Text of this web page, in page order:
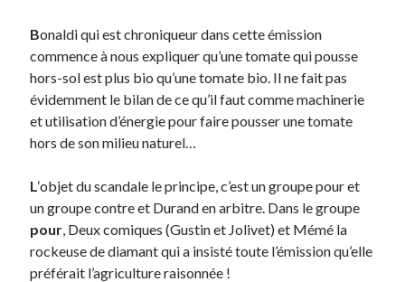
Quel Lyonnais es-tu, Renaud Ducher ?
A quand une véritable place pour le vélo à Caluire dans la Métropole de
Lyon ?
Comment je vis ma vie sur un vélo
Entretien ménager dans T’as vu quoi ? #52
dansC’était pas mieux avant… à Lyon
littlecelt
dans Comment j’ai opéré ma vélorution toute personnelle
Anthony
dans
Comment j’ai opéré ma vélorution toute personnelle
Bonaldi qui est chroniqueur dans cette émission
commence à nous expliquer qu’une tomate qui pousse
hors-sol est plus bio qu’une tomate bio. Il ne fait pas
évidemment le bilan de ce qu’il faut comme machinerie
et utilisation d’énergie pour faire pousser une tomate
hors de son milieu naturel…
L‘objet du scandale le principe, c’est un groupe pour et
un groupe contre et Durand en arbitre. Dans le groupe
pour, Deux comiques (Gustin et Jolivet) et Mémé la
rockeuse de diamant qui a insisté toute l’émission qu’elle
préférait l’agriculture raisonnée !